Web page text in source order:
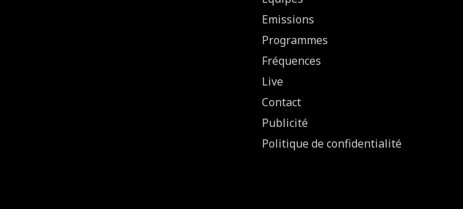
Emissions
Programmes
Fréquences
Live
Contact
Publicité
Politique de confidentialité